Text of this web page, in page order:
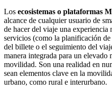
Los ecosistemas o plataformas
alcance de cualquier usuario de
de hacer del viaje una experiencia
servicios (como la planificación
del billete o el seguimiento del
manera integrada para un elevado
movilidad. Son una realidad en
sean elementos clave en la
urbano, como rural e interurbano.